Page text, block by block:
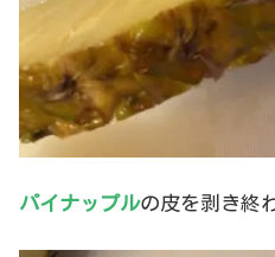
パイナップルの皮を剥き終